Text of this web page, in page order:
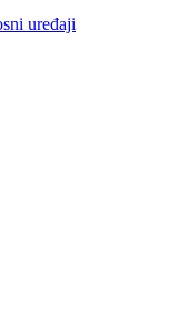
uređaji